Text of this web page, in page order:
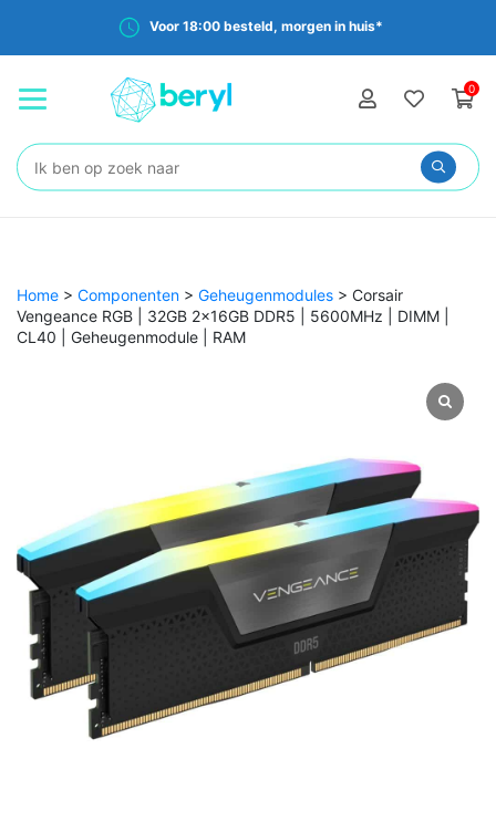
Voor 18:00 besteld, morgen in huis*
0
Zoeken:
Home > Componenten > Geheugenmodules > Corsair
Vengeance RGB | 32GB 2x16GB DDR5 | 5600MHz | DIMM |
CL40 | Geheugenmodule | RAM